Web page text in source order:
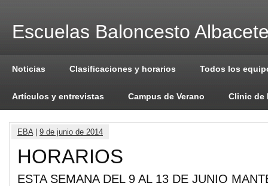
Escuelas Baloncesto
Noticias Clasificaciones y horarios Todos los
Artículos y entrevistas Campus de Verano Clinic de
EBA| 9 de junio de 2014
HORARIOS
ESTA SEMANA DEL 9 AL 13 DE JUNIO